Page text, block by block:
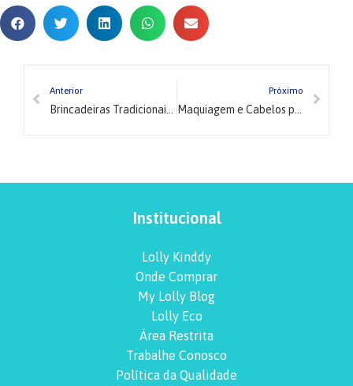
Anterior Próximo
Institucional
Lolly Kinddy
Onde Comprar
My Lolly Blog
Lolly Eco
Área Restrita
Trabalhe Conosco
Política da Qualidade